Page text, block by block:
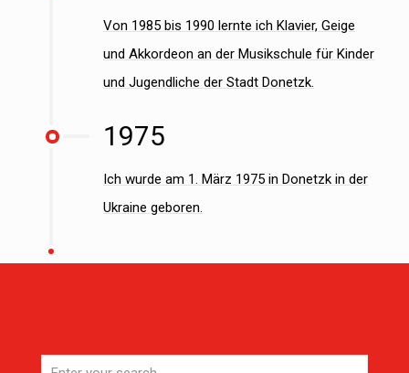
Von 1985 bis 1990 lernte ich Klavier, Geige
und Akkordeon an der Musikschule für Kinder
und Jugendliche der Stadt Donetzk.
1975
Ich wurde am 1. März 1975 in Donetzk in der
Ukraine geboren.